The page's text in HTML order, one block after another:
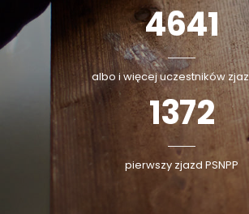
7087
albo i więcej uczestników
1838
pierwszy zjazd PSNPP